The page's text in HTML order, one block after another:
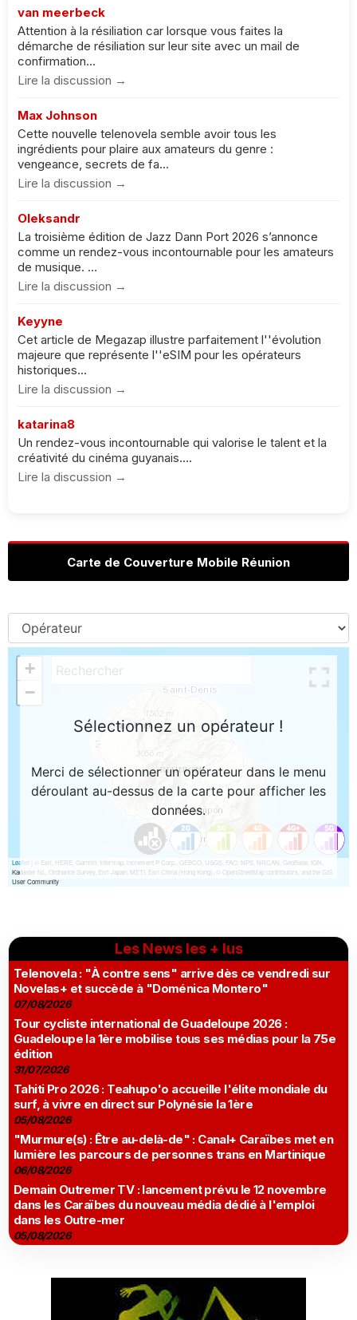
van meerbeck
Attention à la résiliation car lorsque vous faites la
démarche de résiliation sur leur site avec un mail de
confirmation...
Lire la discussion →
Max Johnson
Cette nouvelle telenovela semble avoir tous les
ingrédients pour plaire aux amateurs du genre :
vengeance, secrets de fa...
Lire la discussion →
Oleksandr
La troisième édition de Jazz Dann Port 2026 s’annonce
comme un rendez-vous incontournable pour les amateurs
de musique. ...
Lire la discussion →
Keyyne
Cet article de Megazap illustre parfaitement l''évolution
majeure que représente l''eSIM pour les opérateurs
historiques...
Lire la discussion →
katarina8
Un rendez-vous incontournable qui valorise le talent et la
créativité du cinéma guyanais....
Lire la discussion →
Carte de Couverture Mobile Réunion
Les News les + lus
Telenovela : "À contre sens" arrive dès ce vendredi sur
Novelas+ et succède à "Doménica Montero"
07/08/2026
Tour cycliste international de Guadeloupe 2026 :
Guadeloupe la 1ère mobilise tous ses médias pour la 75e
édition
31/07/2026
Tahiti Pro 2026 : Teahupo'o accueille l'élite mondiale du
surf, à vivre en direct sur Polynésie la 1ère
05/08/2026
"Murmure(s) : Être au-delà-de" : Canal+ Caraïbes met en
lumière les parcours de personnes trans en Martinique
06/08/2026
Demain Outremer TV : lancement prévu le 12 novembre
dans les Caraïbes du nouveau média dédié à l'emploi
dans les Outre-mer
05/08/2026